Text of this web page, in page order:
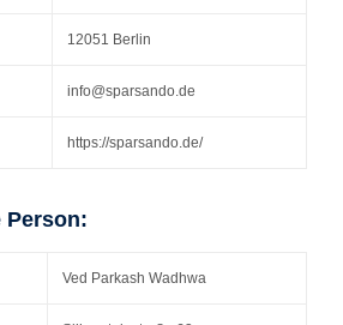
12051 Berlin
info@sparsando.de
https://sparsando.de/
Person:
Ved Parkash Wadhwa